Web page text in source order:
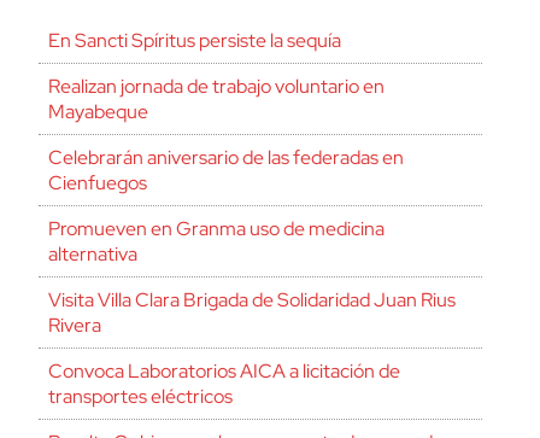
En Sancti Spíritus persiste la sequía
Realizan jornada de trabajo voluntario en
Mayabeque
Celebrarán aniversario de las federadas en
Cienfuegos
Promueven en Granma uso de medicina
alternativa
Visita Villa Clara Brigada de Solidaridad Juan Rius
Rivera
Convoca Laboratorios AICA a licitación de
transportes eléctricos